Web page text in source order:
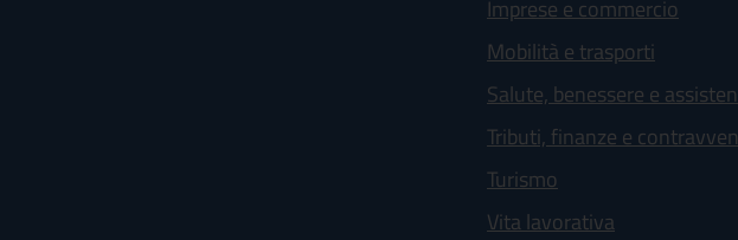
Imprese e commercio
Mobilità e trasporti
Salute, benessere e
Tributi, finanze e
Turismo
Vita lavorativa